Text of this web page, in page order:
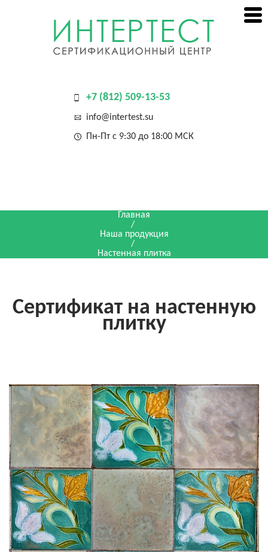
+7 (812) 509-13-53
info@intertest.su
Пн-Пт с 9:30 до 18:00 МСК
Главная
/
Наша продукция
/
Настенная плитка
Сертификат на настенную
плитку